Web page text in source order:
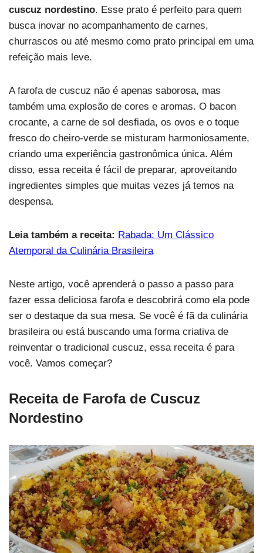
cuscuz nordestino. Esse prato é perfeito para quem
busca inovar no acompanhamento de carnes,
churrascos ou até mesmo como prato principal em uma
refeição mais leve.
A farofa de cuscuz não é apenas saborosa, mas
também uma explosão de cores e aromas. O bacon
crocante, a carne de sol desfiada, os ovos e o toque
fresco do cheiro-verde se misturam harmoniosamente,
criando uma experiência gastronômica única. Além
disso, essa receita é fácil de preparar, aproveitando
ingredientes simples que muitas vezes já temos na
despensa.
Leia também a receita: Rabada: Um Clássico
Atemporal da Culinária Brasileira
Neste artigo, você aprenderá o passo a passo para
fazer essa deliciosa farofa e descobrirá como ela pode
ser o destaque da sua mesa. Se você é fã da culinária
brasileira ou está buscando uma forma criativa de
reinventar o tradicional cuscuz, essa receita é para
você. Vamos começar?
Receita de Farofa de Cuscuz
Nordestino